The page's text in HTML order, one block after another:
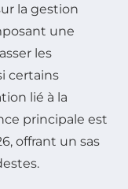
la gestion
une
les
certains
lié à la
principale est
offrant un sas